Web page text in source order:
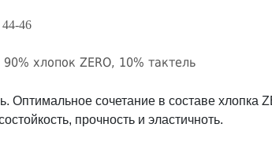
46
хлопок ZERO, 10% тактель
Оптимальное сочетание в составе хлопка
прочность и эластичноть.